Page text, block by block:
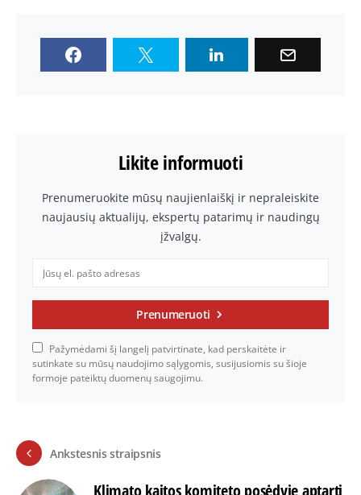
Likite informuoti
Prenumeruokite mūsų naujienlaiškį ir nepraleiskite
naujausių aktualijų, ekspertų patarimų ir naudingų
įžvalgų.
Prenumeruoti
Pažymėdami šį langelį patvirtinate, kad perskaitėte ir
sutinkate su mūsų naudojimo sąlygomis, susijusiomis su šioje
formoje pateiktų duomenų saugojimu.
Ankstesnis straipsnis